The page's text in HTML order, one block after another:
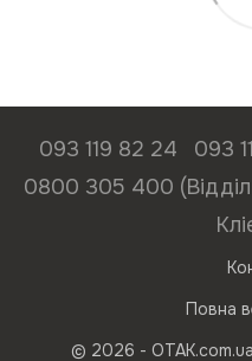
093 119 82 24 093
0800 305 400 (Відділ
Повна
© 2026 - ОТАК.com.ua